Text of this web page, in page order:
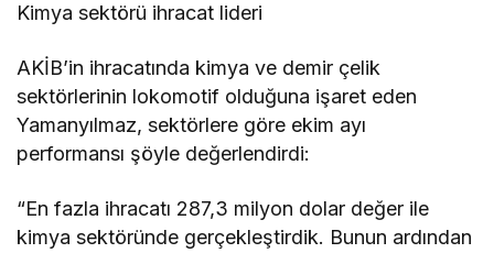
Kimya sektörü ihracat lideri
AKİB’in ihracatında kimya ve demir çelik
sektörlerinin lokomotif olduğuna işaret eden
Yamanyılmaz, sektörlere göre ekim ayı
performansı şöyle değerlendirdi:
“En fazla ihracatı 287,3 milyon dolar değer ile
kimya sektöründe gerçekleştirdik. Bunun ardından